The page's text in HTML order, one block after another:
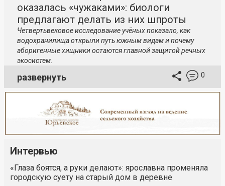
оказалась «чужаками»: биологи
предлагают делать из них шпроты
Четвертьвековое исследование учёных показало, как
водохранилища открыли путь южным видам и почему
аборигенные хищники остаются главной защитой речных
экосистем.
развернуть 0
Интервью
«Глаза боятся, а руки делают»: ярославна променяла
городскую суету на старый дом в деревне